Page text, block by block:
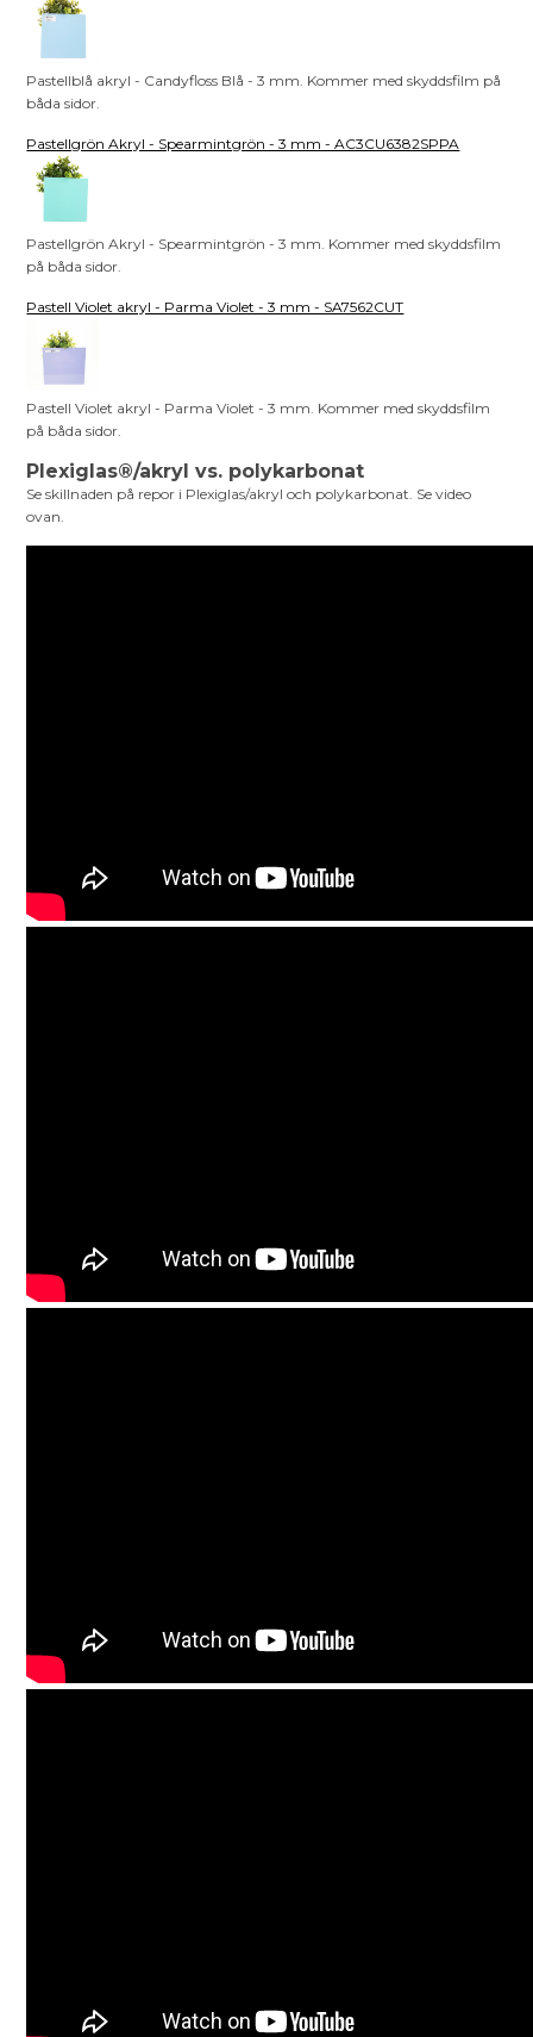
Pastellblå akryl - Candyfloss Blå - 3 mm. Kommer med skyddsfilm på
båda sidor.
Pastellgrön Akryl - Spearmintgrön - 3 mm - AC3CU6382SPPA
Pastellgrön Akryl - Spearmintgrön - 3 mm. Kommer med skyddsfilm
på båda sidor.
Pastell Violet akryl - Parma Violet - 3 mm - SA7562CUT
Pastell Violet akryl - Parma Violet - 3 mm. Kommer med skyddsfilm
på båda sidor.
Plexiglas®/akryl vs. polykarbonat
Se skillnaden på repor i Plexiglas/akryl och polykarbonat. Se video
ovan.